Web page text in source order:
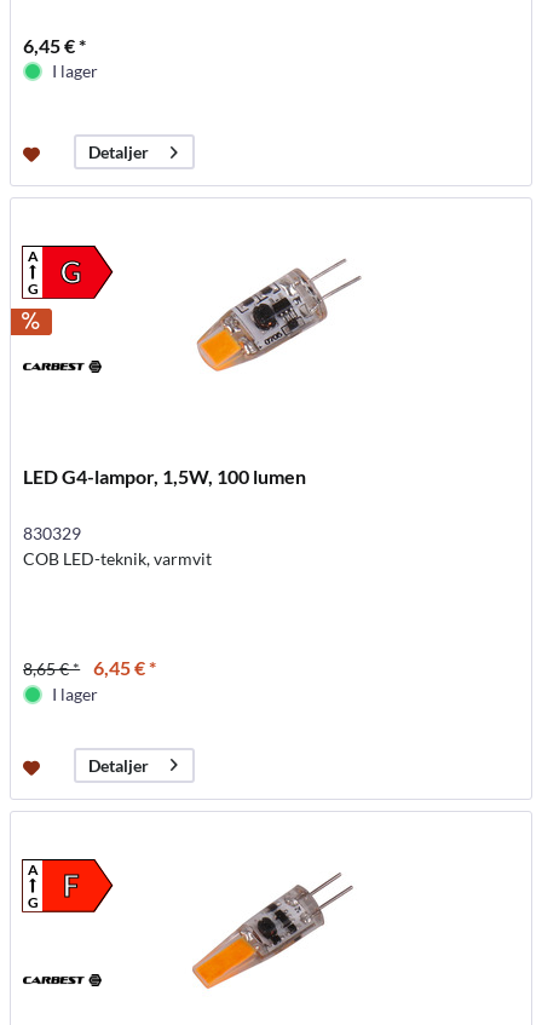
6,45 € *
I lager
Detaljer
G
A
G
LED G4-lampor, 1,5W, 100 lumen
830329
COB LED-teknik, varmvit
8,65 € * 6,45 € *
I lager
Detaljer
F
A
G